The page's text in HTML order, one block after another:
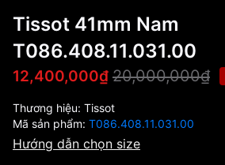
Tissot 41mm Nam
T086.408.11.031.00
12,400,000₫ 20,000,000₫
Thương hiệu: Tissot
Mã sản phẩm: T086.408.11.031.00
Hướng dẫn chọn size